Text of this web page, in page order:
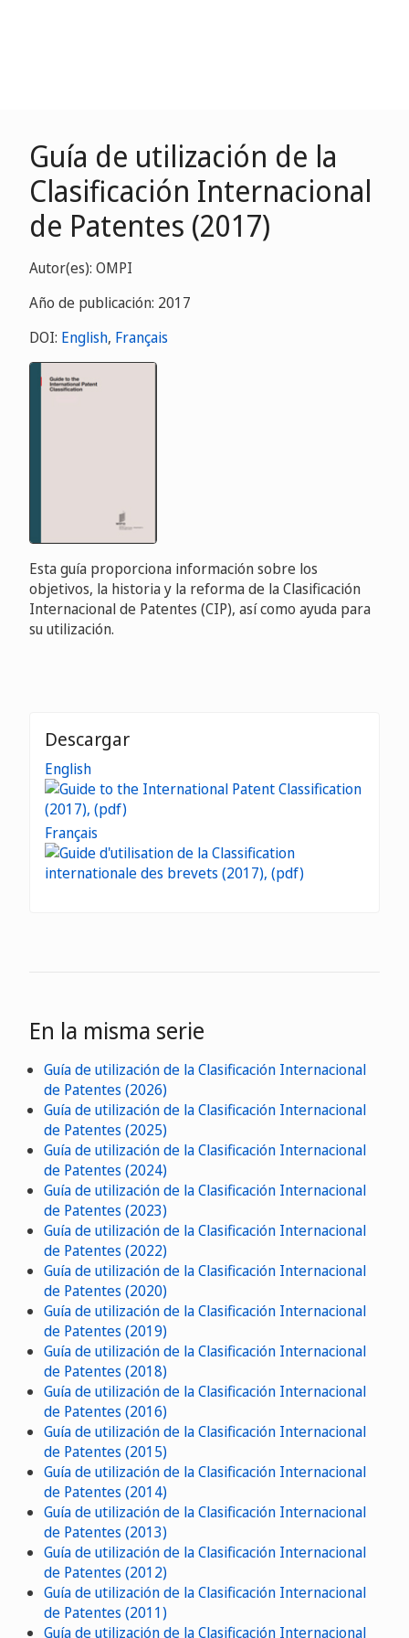
Guía de utilización de la
Clasificación Internacional
de Patentes (2017)
Autor(es): OMPI
Año de publicación: 2017
DOI: English, Français
Esta guía proporciona información sobre los
objetivos, la historia y la reforma de la Clasificación
Internacional de Patentes (CIP), así como ayuda para
su utilización.
Descargar
English
Français
En la misma serie
Guía de utilización de la Clasificación Internacional
de Patentes (2026)
Guía de utilización de la Clasificación Internacional
de Patentes (2025)
Guía de utilización de la Clasificación Internacional
de Patentes (2024)
Guía de utilización de la Clasificación Internacional
de Patentes (2023)
Guía de utilización de la Clasificación Internacional
de Patentes (2022)
Guía de utilización de la Clasificación Internacional
de Patentes (2020)
Guía de utilización de la Clasificación Internacional
de Patentes (2019)
Guía de utilización de la Clasificación Internacional
de Patentes (2018)
Guía de utilización de la Clasificación Internacional
de Patentes (2016)
Guía de utilización de la Clasificación Internacional
de Patentes (2015)
Guía de utilización de la Clasificación Internacional
de Patentes (2014)
Guía de utilización de la Clasificación Internacional
de Patentes (2013)
Guía de utilización de la Clasificación Internacional
de Patentes (2012)
Guía de utilización de la Clasificación Internacional
de Patentes (2011)
Guía de utilización de la Clasificación Internacional